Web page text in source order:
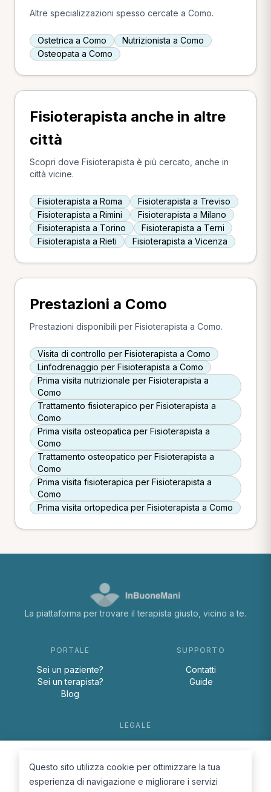
Altre specializzazioni spesso cercate a Como.
Ostetrica a Como
Nutrizionista a Como
Osteopata a Como
Fisioterapista anche in altre
città
Scopri dove Fisioterapista è più cercato, anche in
città vicine.
Fisioterapista a Roma
Fisioterapista a Treviso
Fisioterapista a Rimini
Fisioterapista a Milano
Fisioterapista a Torino
Fisioterapista a Terni
Fisioterapista a Rieti
Fisioterapista a Vicenza
Prestazioni a Como
Prestazioni disponibili per Fisioterapista a Como.
Visita di controllo per Fisioterapista a Como
Linfodrenaggio per Fisioterapista a Como
Prima visita nutrizionale per Fisioterapista a
Como
Trattamento fisioterapico per Fisioterapista a
Como
Prima visita osteopatica per Fisioterapista a
Como
Trattamento osteopatico per Fisioterapista a
Como
Prima visita fisioterapica per Fisioterapista a
Como
Prima visita ortopedica per Fisioterapista a Como
La piattaforma per trovare il terapista giusto, vicino a te.
PORTALE
Sei un paziente?
Sei un terapista?
Blog
SUPPORTO
Contatti
Guide
LEGALE
Cookie Policy
Questo sito utilizza cookie per ottimizzare la tua
esperienza di navigazione e migliorare i servizi